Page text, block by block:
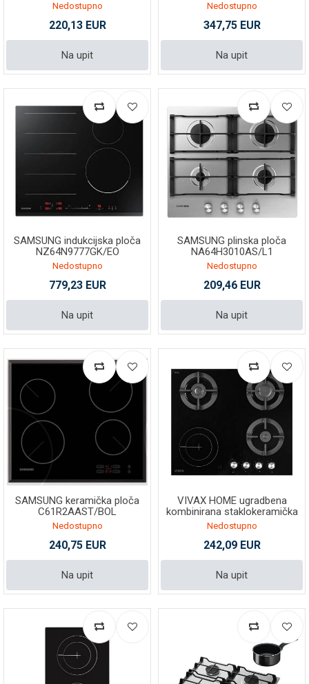
Nedostupno
220,13 EUR
Na upit
Nedostupno
347,75 EUR
Na upit
SAMSUNG indukcijska ploča
NZ64N9777GK/EO
Nedostupno
779,23 EUR
Na upit
SAMSUNG plinska ploča
NA64H3010AS/L1
Nedostupno
209,46 EUR
Na upit
SAMSUNG keramička ploča
C61R2AAST/BOL
Nedostupno
240,75 EUR
Na upit
VIVAX HOME ugradbena
kombinirana staklokeramička
ploča BH-31T VCCI G
Nedostupno
242,09 EUR
Na upit